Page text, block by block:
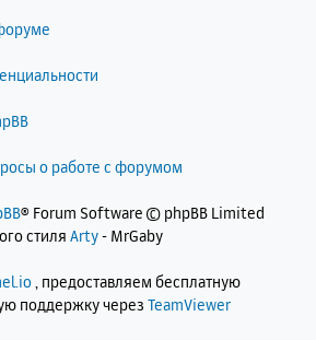
о работе с форумом
® Forum Software © phpBB Limited
стиля Arty- MrGaby
, предоставляем бесплатную
поддержку через TeamViewer